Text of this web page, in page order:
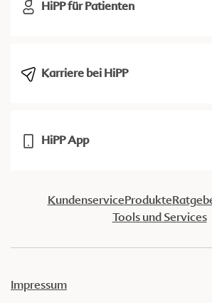
HiPP für Patienten
Karriere bei HiPP
HiPP App
KundenserviceProdukte
Tools und Services
Impressum